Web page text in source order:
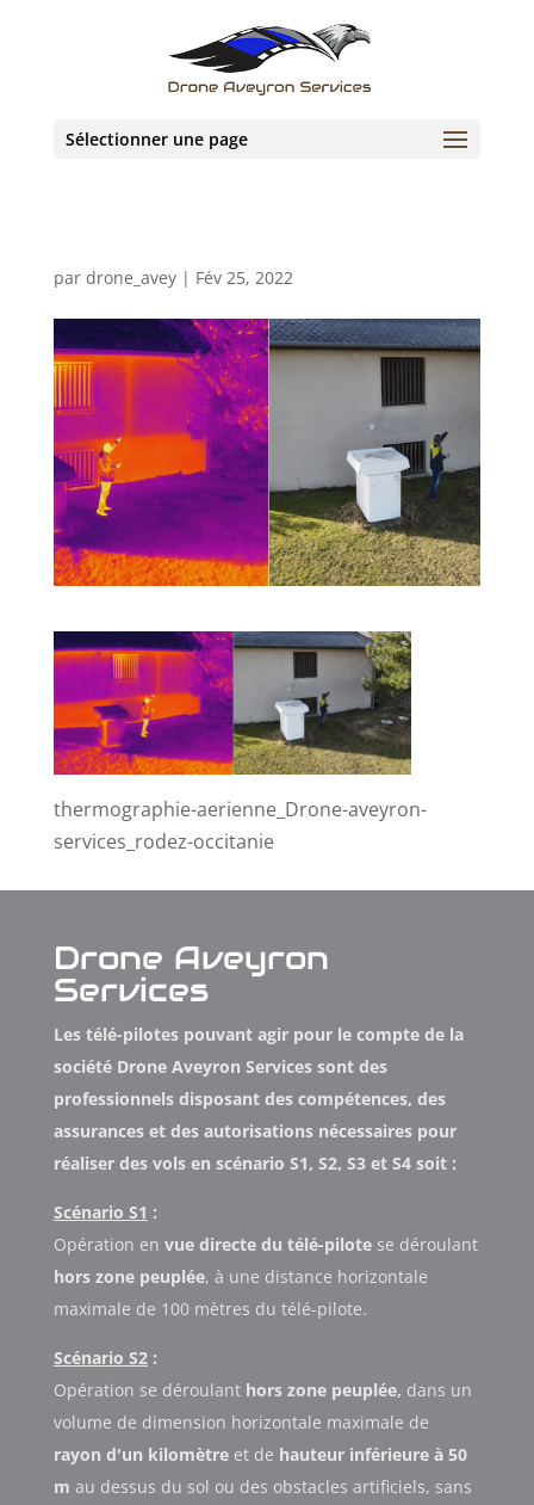
Sélectionner une page
par drone_avey| Fév 25, 2022
thermographie-aerienne_Drone-aveyron-
services_rodez-occitanie
Drone Aveyron
Services
Les télé-pilotes pouvant agir pour le compte de la
société Drone Aveyron Services sont des
professionnels disposant des compétences, des
assurances et des autorisations nécessaires pour
réaliser des vols en scénario S1, S2, S3 et S4 soit :
Scénario S1 :
Opération en vue directe du télé-pilotese déroulant
hors zone peuplée, à une distance horizontale
maximale de 100 mètres du télé-pilote.
Scénario S2:
Opération se déroulant hors zone peuplée, dans un
volume de dimension horizontale maximale de
rayon d'un kilomètreet de hauteur inférieure à 50
m au dessus du sol ou des obstacles artificiels, sans